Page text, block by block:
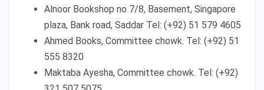
Alnoor Bookshop no 7/8, Basement, Singapore
plaza, Bank road, Saddar Tel: (+92) 51 579 4605
Ahmed Books, Committee chowk. Tel: (+92) 51
555 8320
Maktaba Ayesha, Committee chowk. Tel: (+92)